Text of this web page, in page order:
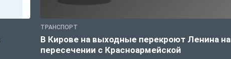
ТРАНСПОРТ
В Кирове на выходные перекроют Ленина на
пересечении с Красноармейской